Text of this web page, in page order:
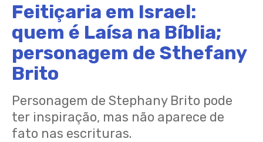
Feitiçaria em Israel:
quem é Laísa na Bíblia;
personagem de Sthefany
Brito
Personagem de Stephany Brito pode
ter inspiração, mas não aparece de
fato nas escrituras.